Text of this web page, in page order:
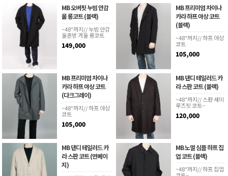
MB 오버핏 누빔 안감
울 롱코트 (블랙)
~48"까지// 누빔 안감
울혼방 겨울 롱코트
149,000
MB 프리미엄 차이나
카라 하프 야상 코트
(블랙)
~48"까지// 하프 야상
코트
105,000
MB 프리미엄 차이나
카라 하프 야상 코트
(다크그레이)
~48"까지// 하프 야상
코트
105,000
MB 댄디 테일러드 카
라 스판 코트 (블랙)
~48"까지// 스판 세미
루즈핏 코트~
120,000
MB 댄디 테일러드 카
라 스판 코트 (연베이
지)
MB 노멀 심플 하프 집
업 코트 (블랙)
~48"까지// 하프 집업